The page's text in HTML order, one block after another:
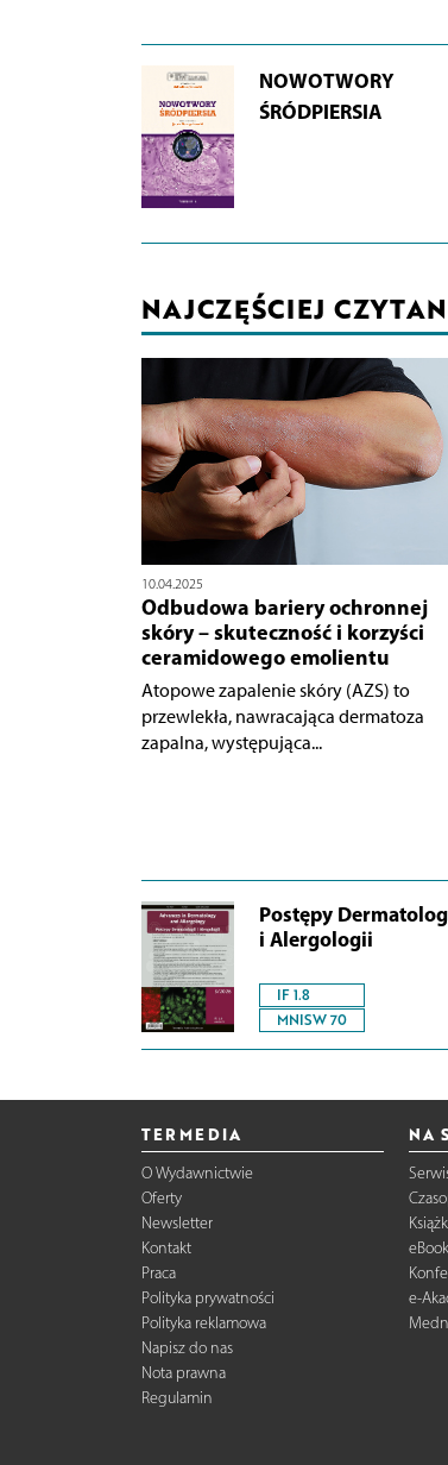
NOWOTWORY
ŚRÓDPIERSIA
NAJCZĘŚCIEJ
10.04.2025
Odbudowa bariery ochronnej
skóry – skuteczność i korzyści
ceramidowego emolientu
Atopowe zapalenie skóry (AZS) to
przewlekła, nawracająca dermatoza
zapalna, występująca...
Postępy
i Alergologii
IF 1.8
MNISW 70
TERMEDIA
O Wydawnictwie
Oferty
Newsletter
Kontakt
Praca
Polityka prywatności
Polityka reklamowa
Napisz do nas
Nota prawna
Regulamin
NA
e-